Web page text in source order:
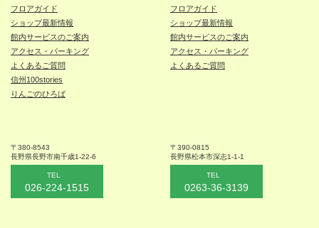
フロアガイド
ショップ最新情報
館内サービスのご案内
アクセス・パーキング
よくあるご質問
信州100stories
りんごのひろば
〒380-8543
長野県長野市南千歳1-22-6
TEL
026-224-1515
フロアガイド
ショップ最新情報
館内サービスのご案内
アクセス・パーキング
よくあるご質問
〒390-0815
長野県松本市深志1-1-1
TEL
0263-36-3139